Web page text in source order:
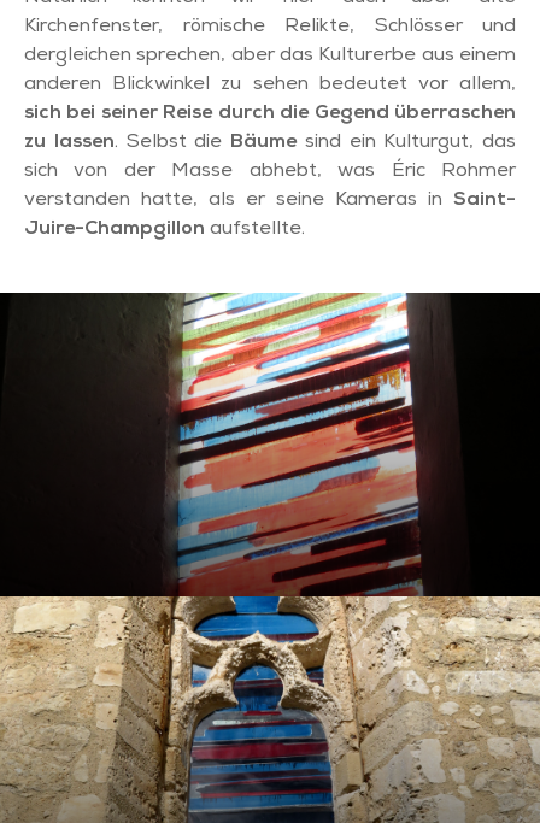
Kirchenfenster, römische Relikte, Schlösser und
dergleichen sprechen, aber das Kulturerbe aus einem
anderen Blickwinkel zu sehen bedeutet vor allem,
sich bei seiner Reise durch die Gegend überraschen
zu lassen. Selbst die Bäumesind ein Kulturgut, das
sich von der Masse abhebt, was Éric Rohmer
verstanden hatte, als er seine Kameras in Saint-
Juire-Champgillon aufstellte.